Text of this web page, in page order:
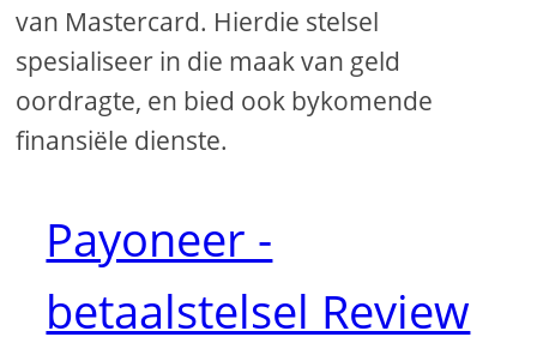
van Mastercard. Hierdie stelsel
spesialiseer in die maak van geld
oordragte, en bied ook bykomende
finansiële dienste.
Payoneer -
betaalstelsel Review